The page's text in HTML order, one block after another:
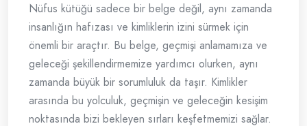
Nüfus kütüğü sadece bir belge değil, aynı zamanda
insanlığın hafızası ve kimliklerin izini sürmek için
önemli bir araçtır. Bu belge, geçmişi anlamamıza ve
geleceği şekillendirmemize yardımcı olurken, aynı
zamanda büyük bir sorumluluk da taşır. Kimlikler
arasında bu yolculuk, geçmişin ve geleceğin kesişim
noktasında bizi bekleyen sırları keşfetmemizi sağlar.